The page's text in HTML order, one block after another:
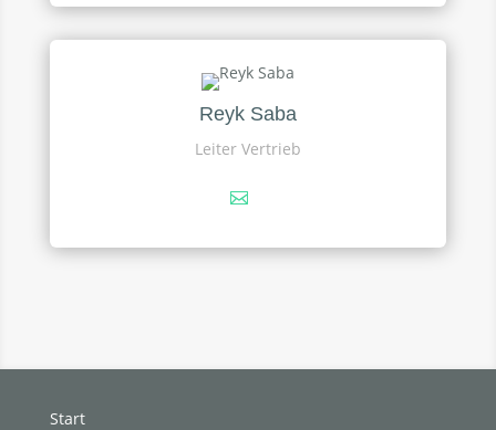
Reyk Saba
Leiter Vertrieb
Start